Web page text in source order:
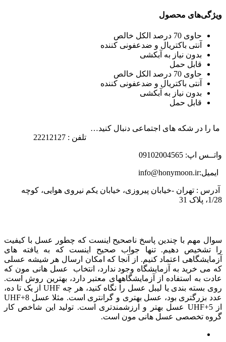
ویژگی‌های محصول
حاوی 70 درصد الکل خالص
آنتی باکتریال و ضدعفونی کننده
بدون نیاز به آبکشی
قابل حمل
حاوی 70 درصد الکل خالص
آنتی باکتریال و ضدعفونی کننده
بدون نیاز به آبکشی
قابل حمل
ما را در شکه های اجتماعی دنبال کنید…
تلفن : 22212127
واتــس اپ: 09102004565
ایمیل:info@honymoon.ir
آدرس : تهران -خیابان پیروزی، خیابان یکم نیروی هوایی، کوچه
1/28، پلاک 31
سوال مهم با چندین پاسخ ناصحیح اینست که چطور عسل با کیفیت
را تشخیص دهیم. تنها جواب صحیح اینست که به یافته های
آزمایشگاهی اعتماد کنیم. از آنجا که امکان ارسال هر شیشه عسلی
که می خرید به آزمایشگاه وجود ندارد، انتخاب عسل هانی مون که
عادت به استفاده از آزمایشگاههای معتبر دارد، بهترین روش است.
روی بسته بندی یا لیبل عسل را نگاه کنید، هر چه UHF از یک تا ده،
عدد بزرگتری بود، عسل بهتری و گرانتری است. مثلا عسل UHF+8
از UHF+5 عسل بهتر و ارزشمندتری است. تولید این شاخص کار
گروه تخصصی عسل هانی مون است.